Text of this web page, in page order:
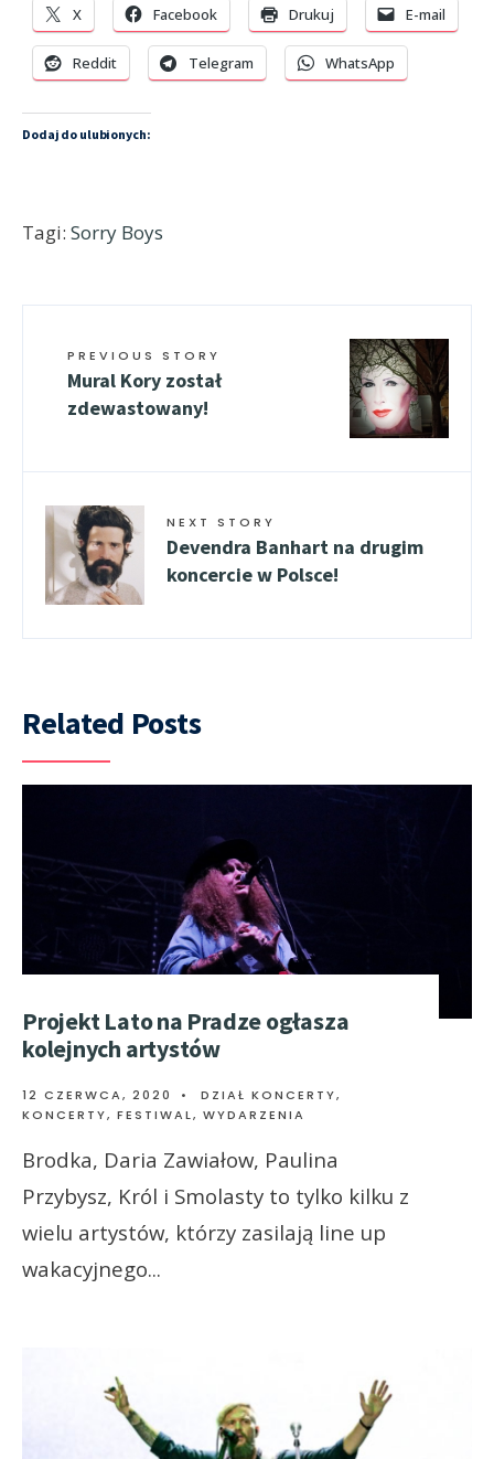
X Facebook Drukuj E-mail
Reddit Telegram WhatsApp
Dodaj do ulubionych:
Tagi: Sorry Boys
PREVIOUS STORY
Mural Kory został
zdewastowany!
NEXT STORY
Devendra Banhart na drugim
koncercie w Polsce!
Related Posts
Projekt Lato na Pradze ogłasza
kolejnych artystów
12 CZERWCA, 2020 • DZIAŁ KONCERTY,
KONCERTY, FESTIWAL, WYDARZENIA
Brodka, Daria Zawiałow, Paulina
Przybysz, Król i Smolasty to tylko kilku z
wielu artystów, którzy zasilają line up
wakacyjnego...